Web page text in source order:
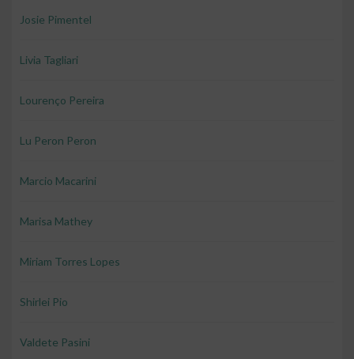
Josie Pimentel
Livia Tagliari
Lourenço Pereira
Lu Peron Peron
Marcio Macarini
Marisa Mathey
Miriam Torres Lopes
Shirlei Pio
Valdete Pasini